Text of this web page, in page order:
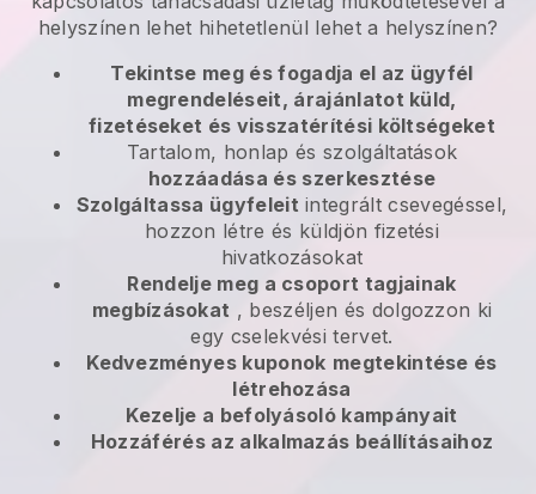
helyszínen lehet hihetetlenül lehet a helyszínen?
Tekintse meg és fogadja el az ügyfél
megrendeléseit, árajánlatot küld,
fizetéseket és visszatérítési költségeket
Tartalom, honlap és szolgáltatások
hozzáadása és szerkesztése
Szolgáltassa ügyfeleit integrált csevegéssel,
hozzon létre és küldjön fizetési
hivatkozásokat
Rendelje meg a csoport tagjainak
megbízásokat , beszéljen és dolgozzon ki
egy cselekvési tervet.
Kedvezményes kuponok megtekintése és
létrehozása
Kezelje a befolyásoló kampányait
Hozzáférés az alkalmazás beállításaihoz